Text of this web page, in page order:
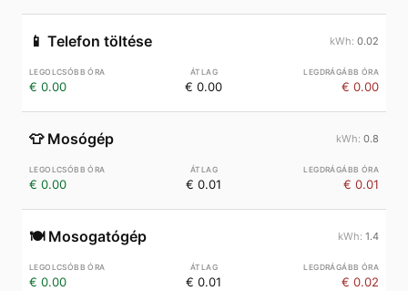
📱 Telefon töltése 0.02
€ 0.00 € 0.00 € 0.00
👕 Mosógép 0.8
€ 0.00 € 0.01 € 0.01
🍽️ Mosogatógép 1.4
€ 0.00 € 0.01 € 0.02